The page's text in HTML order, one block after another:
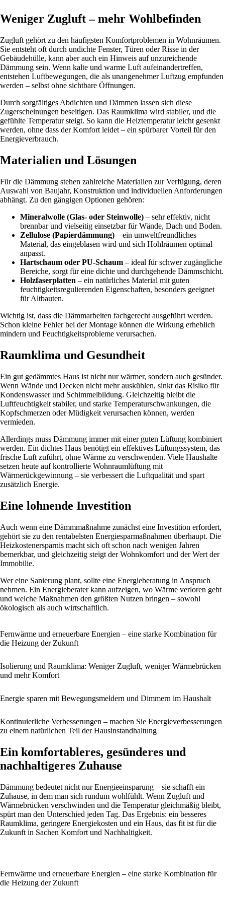
Weniger Zugluft – mehr Wohlbefinden
Zugluft gehört zu den häufigsten Komfortproblemen in Wohnräumen.
Sie entsteht oft durch undichte Fenster, Türen oder Risse in der
Gebäudehülle, kann aber auch ein Hinweis auf unzureichende
Dämmung sein. Wenn kalte und warme Luft aufeinandertreffen,
entstehen Luftbewegungen, die als unangenehmer Luftzug empfunden
werden – selbst ohne sichtbare Öffnungen.
Durch sorgfältiges Abdichten und Dämmen lassen sich diese
Zugerscheinungen beseitigen. Das Raumklima wird stabiler, und die
gefühlte Temperatur steigt. So kann die Heiztemperatur leicht gesenkt
werden, ohne dass der Komfort leidet – ein spürbarer Vorteil für den
Energieverbrauch.
Materialien und Lösungen
Für die Dämmung stehen zahlreiche Materialien zur Verfügung, deren
Auswahl von Baujahr, Konstruktion und individuellen Anforderungen
abhängt. Zu den gängigen Optionen gehören:
Mineralwolle (Glas- oder Steinwolle) – sehr effektiv, nicht
brennbar und vielseitig einsetzbar für Wände, Dach und Boden.
Zellulose (Papierdämmung) – ein umweltfreundliches
Material, das eingeblasen wird und sich Hohlräumen optimal
anpasst.
Hartschaum oder PU-Schaum – ideal für schwer zugängliche
Bereiche, sorgt für eine dichte und durchgehende Dämmschicht.
Holzfaserplatten – ein natürliches Material mit guten
feuchtigkeitsregulierenden Eigenschaften, besonders geeignet
für Altbauten.
Wichtig ist, dass die Dämmarbeiten fachgerecht ausgeführt werden.
Schon kleine Fehler bei der Montage können die Wirkung erheblich
mindern und Feuchtigkeitsprobleme verursachen.
Raumklima und Gesundheit
Ein gut gedämmtes Haus ist nicht nur wärmer, sondern auch gesünder.
Wenn Wände und Decken nicht mehr auskühlen, sinkt das Risiko für
Kondenswasser und Schimmelbildung. Gleichzeitig bleibt die
Luftfeuchtigkeit stabiler, und starke Temperaturschwankungen, die
Kopfschmerzen oder Müdigkeit verursachen können, werden
vermieden.
Allerdings muss Dämmung immer mit einer guten Lüftung kombiniert
werden. Ein dichtes Haus benötigt ein effektives Lüftungssystem, das
frische Luft zuführt, ohne Wärme zu verschwenden. Viele Haushalte
setzen heute auf kontrollierte Wohnraumlüftung mit
Wärmerückgewinnung – sie verbessert die Luftqualität und spart
zusätzlich Energie.
Eine lohnende Investition
Auch wenn eine Dämmmaßnahme zunächst eine Investition erfordert,
gehört sie zu den rentabelsten Energiesparmaßnahmen überhaupt. Die
Heizkostenersparnis macht sich oft schon nach wenigen Jahren
bemerkbar, und gleichzeitig steigt der Wohnkomfort und der Wert der
Immobilie.
Wer eine Sanierung plant, sollte eine Energieberatung in Anspruch
nehmen. Ein Energieberater kann aufzeigen, wo Wärme verloren geht
und welche Maßnahmen den größten Nutzen bringen – sowohl
ökologisch als auch wirtschaftlich.
Fernwärme und erneuerbare Energien – eine starke Kombination für
die Heizung der Zukunft
Isolierung und Raumklima: Weniger Zugluft, weniger Wärmebrücken
und mehr Komfort
Energie sparen mit Bewegungsmeldern und Dimmern im Haushalt
Kontinuierliche Verbesserungen – machen Sie Energieverbesserungen
zu einem natürlichen Teil der Hausinstandhaltung
Ein komfortableres, gesünderes und
nachhaltigeres Zuhause
Dämmung bedeutet nicht nur Energieeinsparung – sie schafft ein
Zuhause, in dem man sich rundum wohlfühlt. Wenn Zugluft und
Wärmebrücken verschwinden und die Temperatur gleichmäßig bleibt,
spürt man den Unterschied jeden Tag. Das Ergebnis: ein besseres
Raumklima, geringere Energiekosten und ein Haus, das fit ist für die
Zukunft in Sachen Komfort und Nachhaltigkeit.
Fernwärme und erneuerbare Energien – eine starke Kombination für
die Heizung der Zukunft